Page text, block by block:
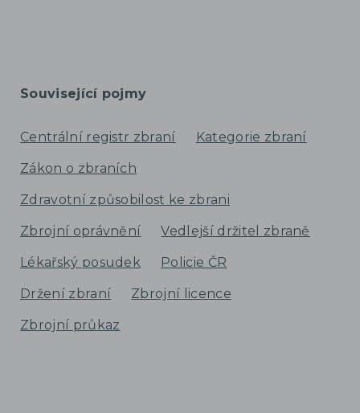
Související pojmy
Centrální registr zbraní Kategorie zbraní
Zákon o zbraních
Zdravotní způsobilost ke zbrani
Zbrojní oprávnění Vedlejší držitel zbraně
Lékařský posudek Policie ČR
Držení zbraní Zbrojní licence
Zbrojní průkaz